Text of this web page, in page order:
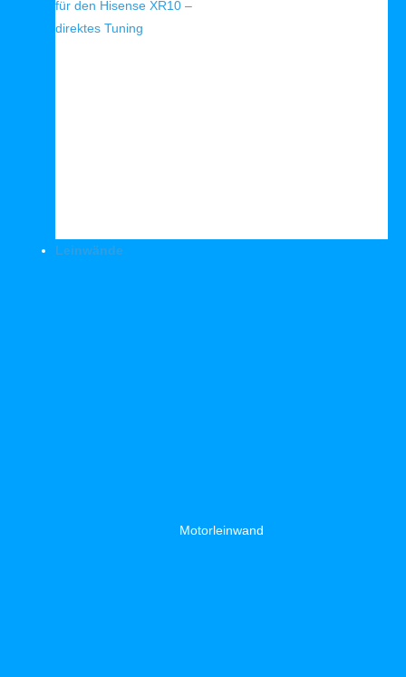
für den Hisense XR10 –
direktes Tuning
Leinwände
Motorleinwand